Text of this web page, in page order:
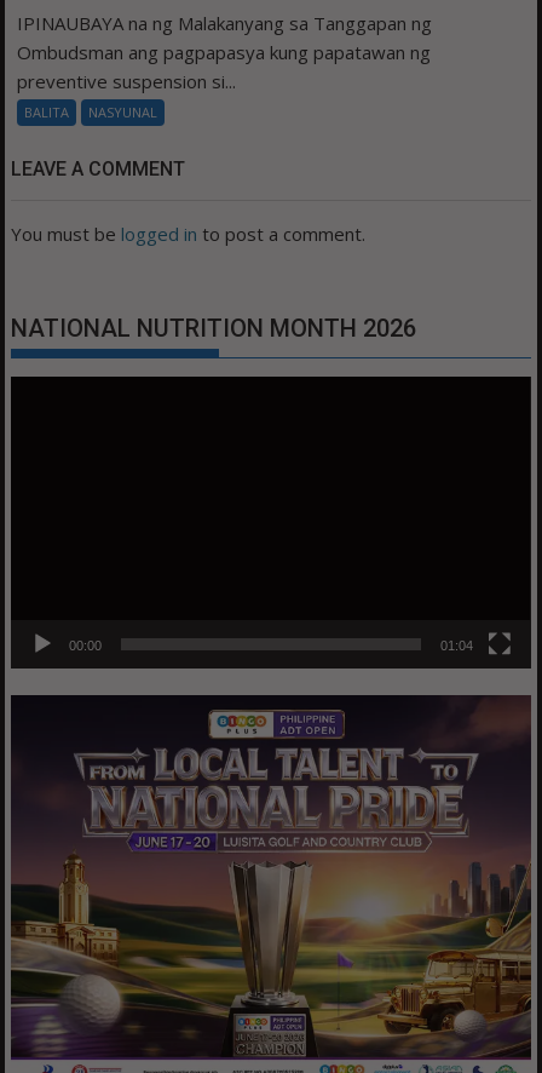
IPINAUBAYA na ng Malakanyang sa Tanggapan ng
Ombudsman ang pagpapasya kung papatawan ng
preventive suspension si...
BALITA NASYUNAL
LEAVE A COMMENT
You must be logged in to post a comment.
NATIONAL NUTRITION MONTH 2026
00:00 01:04